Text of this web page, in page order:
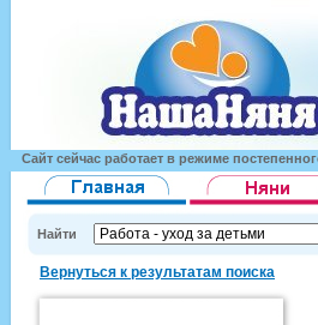
Сайт сейчас работает в режиме
Найти
Вернуться к результатам поиска